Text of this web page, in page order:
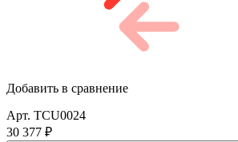
Добавить в сравнение
Арт. TCU0024
30 377 ₽